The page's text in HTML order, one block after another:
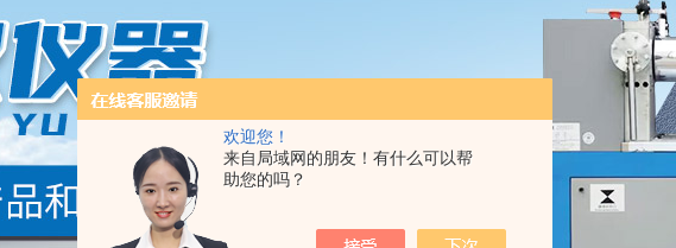
欢迎您！
来自局域网的朋友！有什么可以帮
助您的吗？